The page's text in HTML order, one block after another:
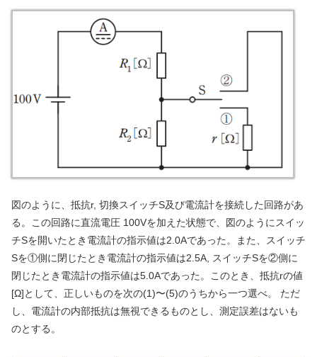
図のように、抵抗r, 切換スイッチS及び電流計を接続した回路があ
る。この回路に直流電圧 100Vを加えた状態で、図のようにスイッ
チSを開いたとき電流計の指示値は2.0Aであった。また、スイッチ
Sを①側に閉じたとき電流計の指示値は2.5A, スイッチSを②側に
閉じたとき電流計の指示値は5.0Aであった。このとき、抵抗rの値
[Ω]として、正しいものを次の(1)〜(5)のうちから一つ選べ。 ただ
し、電流計の内部抵抗は無視できるものとし、測定誤差はないも
のとする。